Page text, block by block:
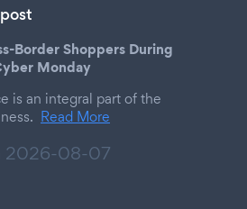
Border Shoppers During
Monday
is an integral part of the
Read More
2026-08-07